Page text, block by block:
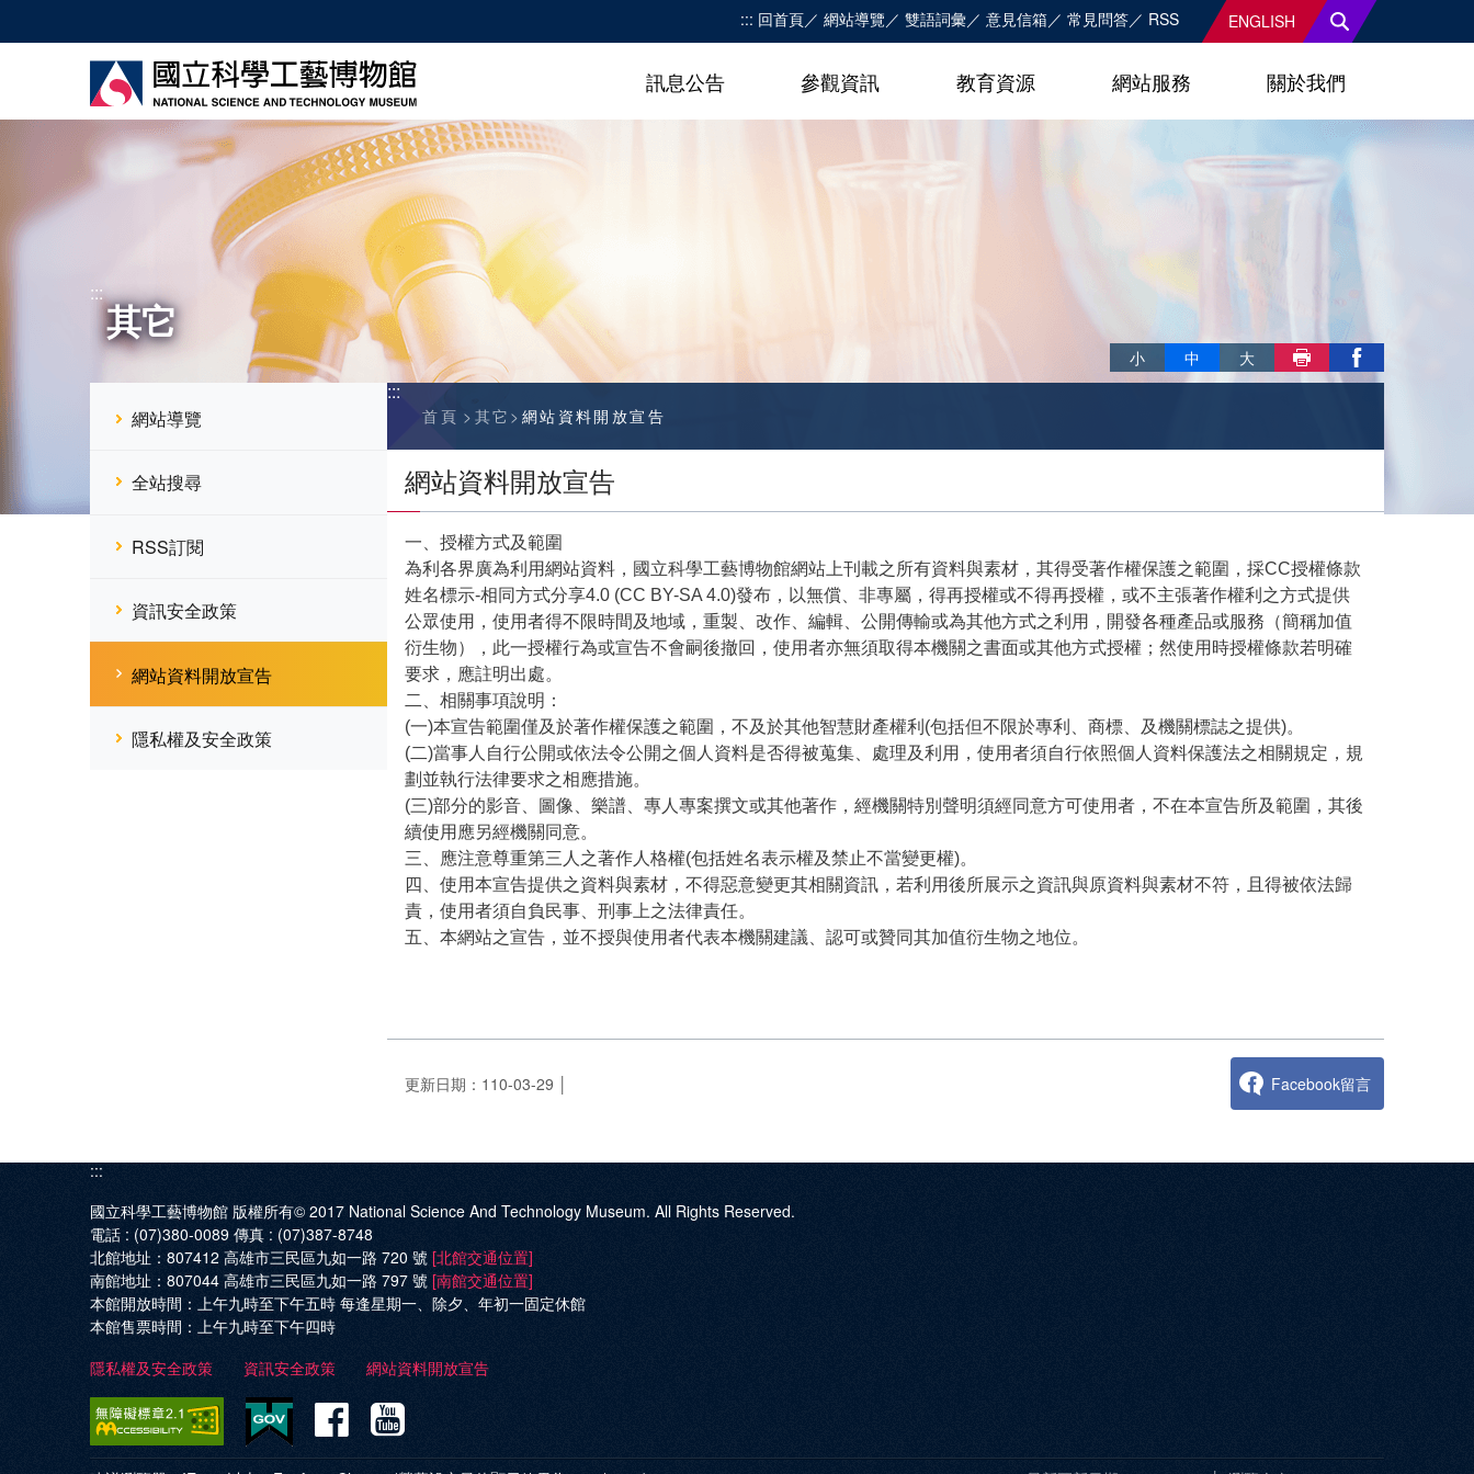
主
::: 回首頁 網站導覽 雙語詞彙 意見信箱 常見問答 RSS ENGLISH
訊息公告 參觀資訊 教育資源 網站服務 關於我們
:::
其它
網站導覽
全站搜尋
RSS訂閱
資訊安全政策
網站資料開放宣告
隱私權及安全政策
略過字型切換，社群分享工具列
小
中 大
:::
首頁 其它 網站資料開放宣告
網站資料開放宣告
一、授權方式及範圍
為利各界廣為利用網站資料，國立科學工藝博物館網站上刊載之所有資料與素材，其得受著作權保護之範圍，採CC授權條款
姓名標示-相同方式分享4.0 (CC BY-SA 4.0)發布，以無償、非專屬，得再授權或不得再授權，或不主張著作權利之方式提供
公眾使用，使用者得不限時間及地域，重製、改作、編輯、公開傳輸或為其他方式之利用，開發各種產品或服務（簡稱加值
衍生物），此一授權行為或宣告不會嗣後撤回，使用者亦無須取得本機關之書面或其他方式授權；然使用時授權條款若明確
要求，應註明出處。
二、相關事項說明：
(一)本宣告範圍僅及於著作權保護之範圍，不及於其他智慧財產權利(包括但不限於專利、商標、及機關標誌之提供)。
(二)當事人自行公開或依法令公開之個人資料是否得被蒐集、處理及利用，使用者須自行依照個人資料保護法之相關規定，規
劃並執行法律要求之相應措施。
(三)部分的影音、圖像、樂譜、專人專案撰文或其他著作，經機關特別聲明須經同意方可使用者，不在本宣告所及範圍，其後
續使用應另經機關同意。
三、應注意尊重第三人之著作人格權(包括姓名表示權及禁止不當變更權)。
四、使用本宣告提供之資料與素材，不得惡意變更其相關資訊，若利用後所展示之資訊與原資料與素材不符，且得被依法歸
責，使用者須自負民事、刑事上之法律責任。
五、本網站之宣告，並不授與使用者代表本機關建議、認可或贊同其加值衍生物之地位。
更新日期：110-03-29 Facebook留言
:::
國立科學工藝博物館 版權所有© 2017 National Science And Technology Museum. All Rights Reserved.
電話 : (07)380-0089 傳真 : (07)387-8748
北館地址： 807412 高雄市三民區九如一路 720 號 [北館交通位置]
南館地址： 807044 高雄市三民區九如一路 797 號 [南館交通位置]
本館開放時間： 上午九時至下午五時 每逢星期一、除夕、年初一固定休館
本館售票時間： 上午九時至下午四時
隱私權及安全政策
資訊安全政策 網站資料開放宣告
Facebook
科
Youtube
科